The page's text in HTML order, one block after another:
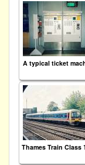
A typical ticket
Thames Train Class